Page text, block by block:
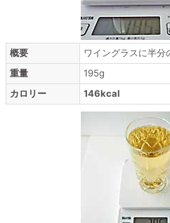
概要
ワイングラスに半分
重量
195g
カロリー
146kcal